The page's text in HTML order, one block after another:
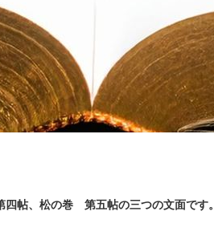
帖、松の巻 第五帖の三つの文面です。